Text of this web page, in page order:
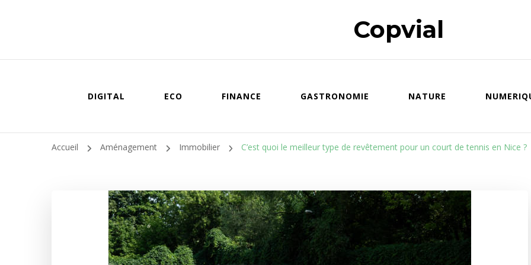
Copvial
DIGITAL ECO FINANCE GASTRONOMIE NATURE
Accueil Aménagement Immobilier C’est quoi le meilleur type de revêtement pour un court de tennis en Nice ?